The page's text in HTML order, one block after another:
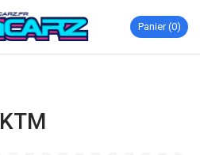
Panier 0
KTM